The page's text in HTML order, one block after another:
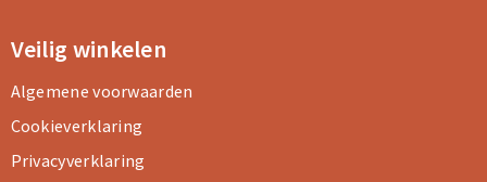
Veilig winkelen
Algemene voorwaarden
Cookieverklaring
Privacyverklaring